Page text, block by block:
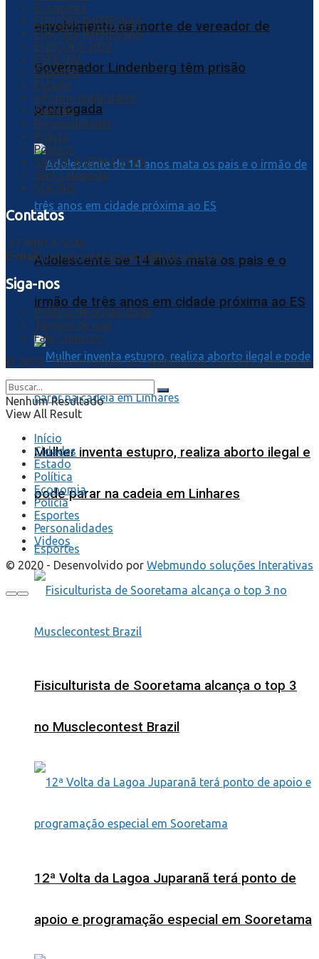
envolvimento na morte de vereador de
Governador Lindenberg têm prisão
prorrogada
Adolescente de 14 anos mata os pais e o
irmão de três anos em cidade próxima ao ES
Mulher inventa estupro, realiza aborto ilegal e
pode parar na cadeia em Linhares
Esportes
Fisiculturista de Sooretama alcança o top 3
no Musclecontest Brazil
12ª Volta da Lagoa Juparanã terá ponto de
apoio e programação especial em Sooretama
Economia
EDIÇÕES IMPRESSAS
EDIÇÕES IMPRESSAS
ELEIÇÕES 2022
ESPECIAL
Esportes
Estado
Informe publicitário
Opinião
Personalidades
Polícia
Política
SAÚDE & BEM-ESTAR
Sem categoria
SOCIAIS
Contatos
27 99913-5246
E-mail: jornalnortecapixaba@hotmail.com
Siga-nos
Política de privacidade
Termos de uso
Fale Conosco
© 2020 - Desenvolvido porWebmundo soluções Interativas
Nenhum Resultado
View All Result
Início
Cidades
Estado
Política
Economia
Polícia
Esportes
Personalidades
Videos
© 2020 - Desenvolvido por Webmundo soluções Interativas